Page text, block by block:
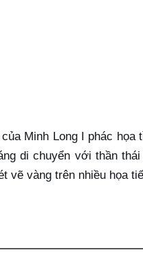
Minh Long I phác họa
di chuyển với thần
vẽ vàng trên nhiều họa